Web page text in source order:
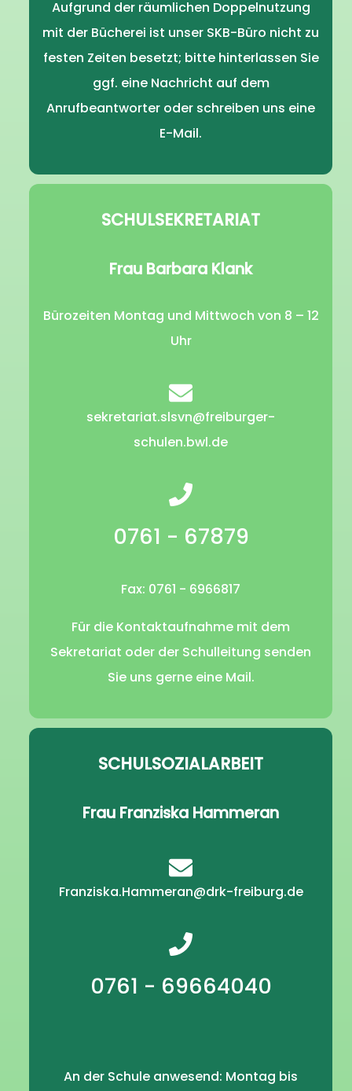
Aufgrund der räumlichen Doppelnutzung
mit der Bücherei ist unser SKB-Büro nicht zu
festen Zeiten besetzt; bitte hinterlassen Sie
ggf. eine Nachricht auf dem
Anrufbeantworter oder schreiben uns eine
E-Mail.
SCHULSEKRETARIAT
Frau Barbara Klank
Bürozeiten Montag und Mittwoch von 8 – 12
Uhr
sekretariat.slsvn@freiburger-
schulen.bwl.de
0761 - 67879
Fax: 0761 - 6966817
Für die Kontaktaufnahme mit dem
Sekretariat oder der Schulleitung senden
Sie uns gerne eine Mail.
SCHULSOZIALARBEIT
Frau Franziska Hammeran
Franziska.Hammeran@drk-freiburg.de
0761 - 69664040
An der Schule anwesend: Montag bis